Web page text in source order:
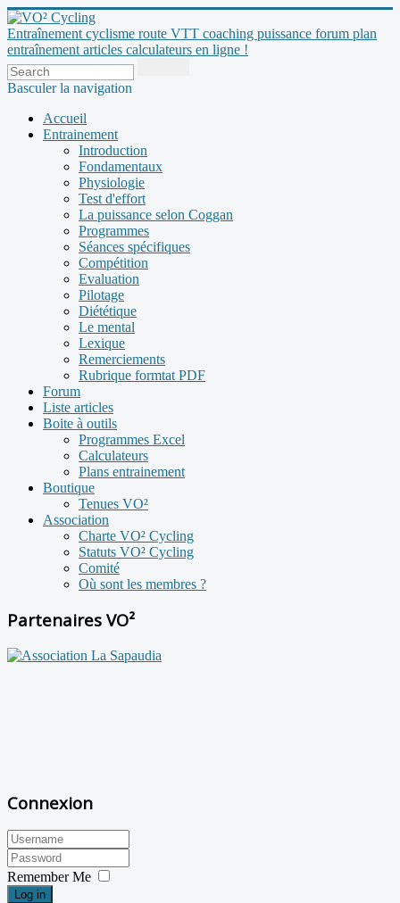
Entraînement cyclisme route VTT coaching puissance forum plan
entraînement articles calculateurs en ligne !
Basculer la navigation
Accueil
Entrainement
Introduction
Fondamentaux
Physiologie
Test d'effort
La puissance selon Coggan
Programmes
Séances spécifiques
Compétition
Evaluation
Pilotage
Diététique
Le mental
Lexique
Remerciements
Rubrique formtat PDF
Forum
Liste articles
Boite à outils
Programmes Excel
Calculateurs
Plans entrainement
Boutique
Tenues VO²
Association
Charte VO² Cycling
Statuts VO² Cycling
Comité
Où sont les membres ?
Partenaires VO²
Connexion
Remember Me
Log in